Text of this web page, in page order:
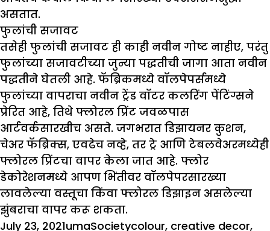
असतात.
फुलांची सजावट
तसेही फुलांची सजावट ही काही नवीन गोष्ट नाहीए, परंतु
फुलांच्या सजावटीच्या जुन्या पद्धतीची जागा आता नवीन
पद्धतीने घेतली आहे. फॅब्रिकमध्ये वॉलपेपर्समध्ये
फुलांच्या वापराचा नवीन ट्रेंड वॉटर कलरिंग पेंटिंग्सने
प्रेरित आहे, तिथे फ्लोरल प्रिंट जवळपास
आर्टवर्कसारखीच असते. जगभरात डिझायनर कुशन,
चेअर फॅब्रिक्स, एवढेच नव्हे, तर ट्रे आणि टेबलवेअरमध्येही
फ्लोरल प्रिंटचा वापर केला जात आहे. फ्लोर
डेकोरेशनमध्ये आपण भिंतीवर वॉलपेपरसारख्या
लावलेल्या वस्तूचा किंवा फ्लोरल डिझाइन असलेल्या
झुंबराचा वापर करू शकता.
Posted
July 23, 2021Author
umaCategories
SocietyTags
colour, creative decor,